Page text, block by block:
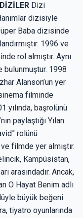
Dizi
dizisiyle
Baba dizisinde
1996 ve
rol almıştır. Aynı
bulunmuştur. 1998
Alanson’un yer
filminde
yılında, başrolünü
paylaştığı Yılan
rolünü
filmde yer almıştır.
Kampüsistan,
arasındadır. Ancak,
O Hayat Benim adlı
büyük beğeni
tiyatro oyunlarında